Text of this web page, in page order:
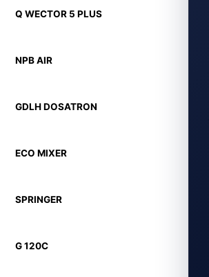
Q WECTOR 5 PLUS
NPB AIR
GDLH DOSATRON
ECO MIXER
SPRINGER
G 120C